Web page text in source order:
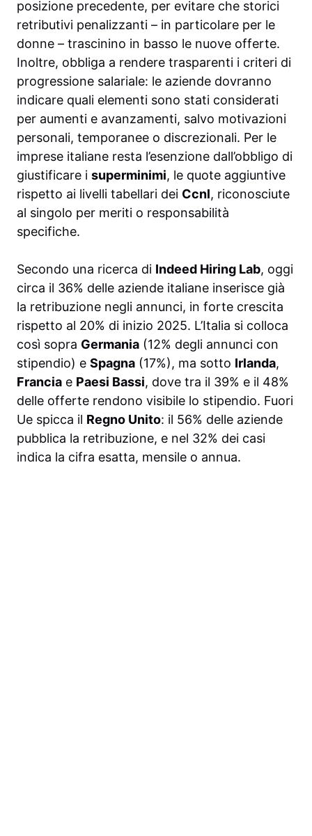
posizione precedente, per evitare che storici
retributivi penalizzanti – in particolare per le
donne – trascinino in basso le nuove offerte.
Inoltre, obbliga a rendere trasparenti i criteri di
progressione salariale: le aziende dovranno
indicare quali elementi sono stati considerati
per aumenti e avanzamenti, salvo motivazioni
personali, temporanee o discrezionali. Per le
imprese italiane resta l’esenzione dall’obbligo di
giustificare i superminimi, le quote aggiuntive
rispetto ai livelli tabellari dei Ccnl, riconosciute
al singolo per meriti o responsabilità
specifiche.
Secondo una ricerca di Indeed Hiring Lab, oggi
circa il 36% delle aziende italiane inserisce già
la retribuzione negli annunci, in forte crescita
rispetto al 20% di inizio 2025. L’Italia si colloca
così sopra Germania (12% degli annunci con
stipendio) e Spagna (17%), ma sotto Irlanda,
Francia e Paesi Bassi, dove tra il 39% e il 48%
delle offerte rendono visibile lo stipendio. Fuori
Ue spicca il Regno Unito: il 56% delle aziende
pubblica la retribuzione, e nel 32% dei casi
indica la cifra esatta, mensile o annua.